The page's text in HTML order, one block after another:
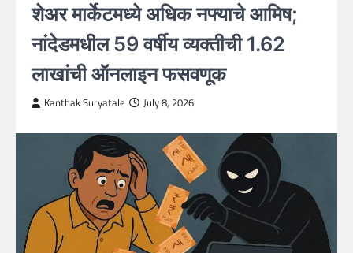
शेअर मार्केटमध्ये अधिक नफ्याचे आमिष;
नांदेडमधील 59 वर्षीय व्यक्तीची 1.62
लाखांची ऑनलाइन फसवणूक
Kanthak Suryatale July 8, 2026